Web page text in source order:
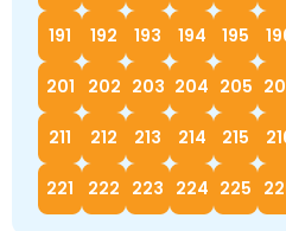
191 192 193 194 195
201 202 203 204 205
211 212 213 214 215
221 222 223 224 225